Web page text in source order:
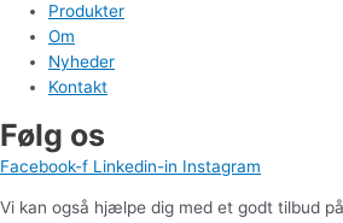
Produkter
Om
Nyheder
Kontakt
Følg os
Facebook-f Linkedin-in Instagram
Vi kan også hjælpe dig med et godt tilbud